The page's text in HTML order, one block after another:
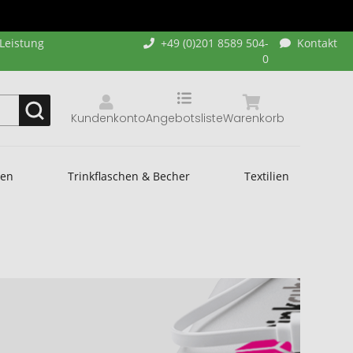
+49 (0)201 8589 504-
0
Kontakt
Kundenkonto Warenkorb
Angebotsliste
Trinkflaschen & Becher Textilien